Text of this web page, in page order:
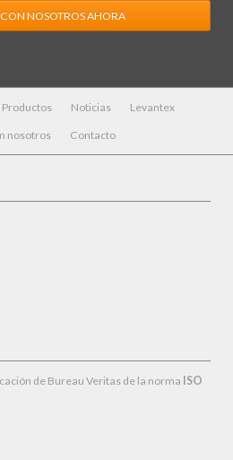
NOSOTROS AHORA
Productos Noticias Levantex
nosotros Contacto
de Bureau Veritas de la norma ISO